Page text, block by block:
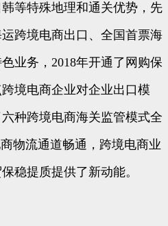
等特殊地理和通关优势，先
跨境电商出口、全国首票海
业务，2018年开通了网购保
境电商企业对企业出口模
种跨境电商海关监管模式全
物流通道畅通，跨境电商业
稳提质提供了新动能。